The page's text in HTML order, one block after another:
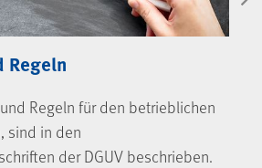
Regeln
Regeln für den betrieblichen
sind in den
der DGUV beschrieben.